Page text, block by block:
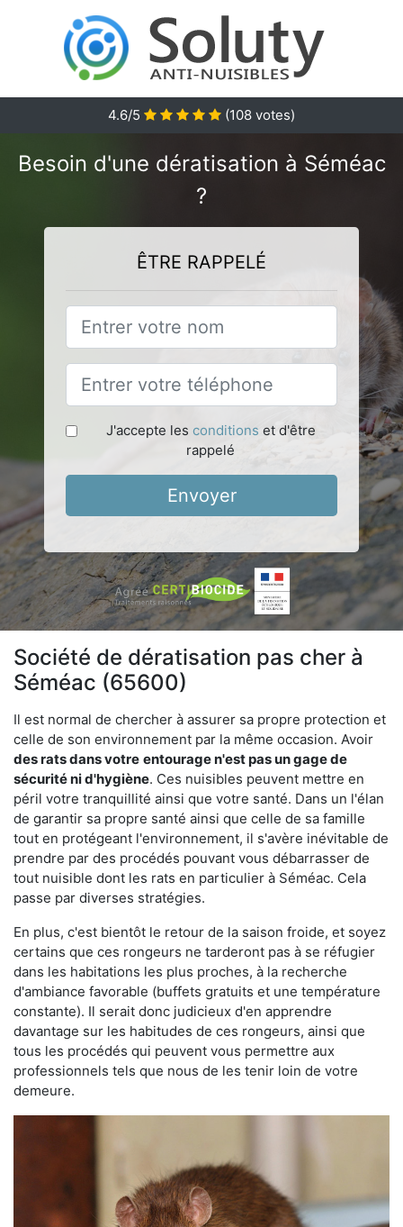
4.6/5 (108 votes)
Besoin d'une dératisation à Séméac
?
ÊTRE RAPPELÉ
J'accepte les conditions et d'être
rappelé
Envoyer
Société de dératisation pas cher à
Séméac (65600)
Il est normal de chercher à assurer sa propre protection et
celle de son environnement par la même occasion. Avoir
des rats dans votre entourage n'est pas un gage de
sécurité ni d'hygiène. Ces nuisibles peuvent mettre en
péril votre tranquillité ainsi que votre santé. Dans un l'élan
de garantir sa propre santé ainsi que celle de sa famille
tout en protégeant l'environnement, il s'avère inévitable de
prendre par des procédés pouvant vous débarrasser de
tout nuisible dont les rats en particulier à Séméac. Cela
passe par diverses stratégies.
En plus, c'est bientôt le retour de la saison froide, et soyez
certains que ces rongeurs ne tarderont pas à se réfugier
dans les habitations les plus proches, à la recherche
d'ambiance favorable (buffets gratuits et une température
constante). Il serait donc judicieux d'en apprendre
davantage sur les habitudes de ces rongeurs, ainsi que
tous les procédés qui peuvent vous permettre aux
professionnels tels que nous de les tenir loin de votre
demeure.